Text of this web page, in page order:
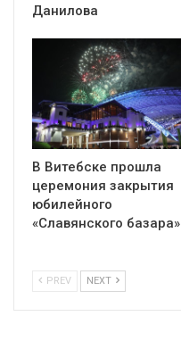
Данилова
В Витебске прошла
церемония закрытия
юбилейного
«Славянского базара»
PREV NEXT